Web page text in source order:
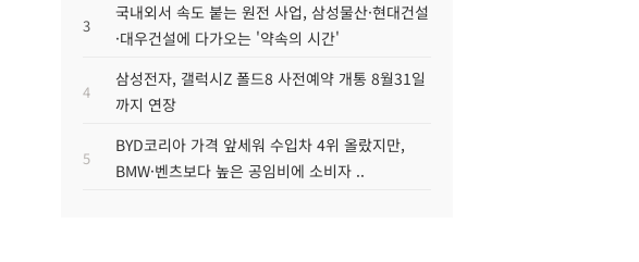
3
국내외서 속도 붙는 원전 사업, 삼성물산·현대건설
·대우건설에 다가오는 '약속의 시간'
4
삼성전자, 갤럭시Z 폴드8 사전예약 개통 8월31일
까지 연장
5
BYD코리아 가격 앞세워 수입차 4위 올랐지만,
BMW·벤츠보다 높은 공임비에 소비자 ..